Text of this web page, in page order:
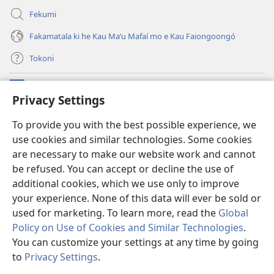
Privacy Settings
To provide you with the best possible experience, we
use cookies and similar technologies. Some cookies
are necessary to make our website work and cannot
be refused. You can accept or decline the use of
additional cookies, which we use only to improve
your experience. None of this data will ever be sold or
used for marketing. To learn more, read the Global
Policy on Use of Cookies and Similar Technologies.
You can customize your settings at any time by going
to Privacy Settings.
Fekumi
Fakamatala ki he Kau Maʻu Mafaí mo e Kau Faiongoongó
Tokoni
(opens
new
Taua Le‘o LAIPELI ‘I HE ‘INITANETÍ™
(opens
new
window)JW Hub
(opens
new
window)JW Library ®
Copyright© 2026 Watch Tower Bible and Tract Society of Pennsylvania.
MAKATU‘UNGA HONO NGĀUE‘AKÍ